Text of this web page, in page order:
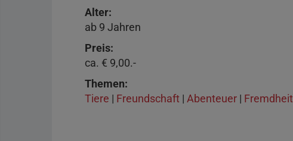
Alter
ab 9 Jahren
Preis
ca. € 9,00.-
Themen
Tiere | Freundschaft | Abenteuer | Fremdheit